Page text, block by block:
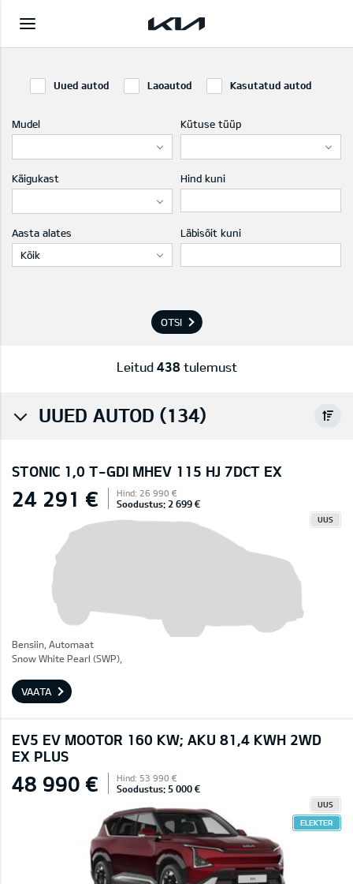
Uued autod Laoautod Kasutatud autod
Mudel Kütuse tüüp
Käigukast Hind kuni
Aasta alates
Kõik
Läbisõit kuni
OTSI
Leitud 438tulemust
UUED AUTOD (134)
STONIC 1,0 T-GDI MHEV 115 HJ 7DCT EX
24 291 € Hind: 26 990 €
Soodustus: 2 699 €
UUS
Bensiin, Automaat
Snow White Pearl (SWP),
VAATA
EV5 EV MOOTOR 160 KW; AKU 81,4 KWH 2WD
EX PLUS
48 990 € Hind: 53 990 €
Soodustus: 5 000 €
UUS
ELEKTER